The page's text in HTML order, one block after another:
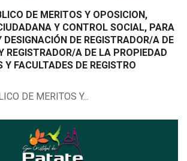
DE MERITOS Y OPOSICION,
Y CONTROL SOCIAL, PARA
DESIGNACIÓN DE REGISTRADOR/A DE
REGISTRADOR/A DE LA PROPIEDAD
Y FACULTADES DE REGISTRO
DE MERITOS Y...